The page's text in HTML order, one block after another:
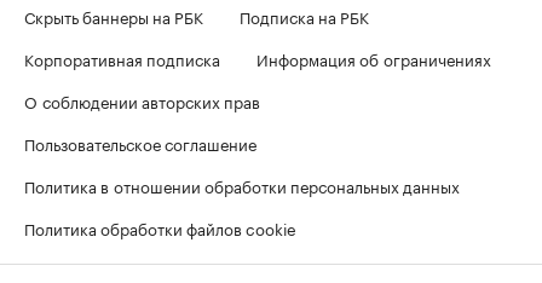
Скрыть баннеры на РБК
Подписка на РБК
Корпоративная подписка
Информация об ограничениях
О соблюдении авторских прав
Пользовательское соглашение
Политика в отношении обработки персональных данных
Политика обработки файлов cookie